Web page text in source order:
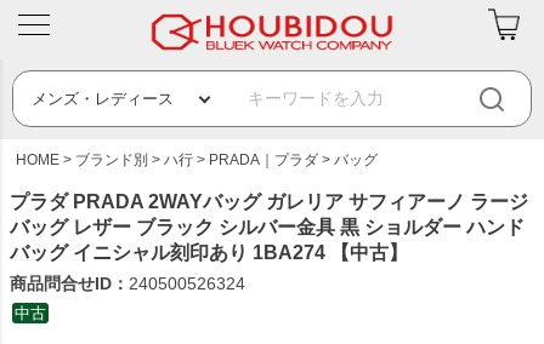
HOME ブランド別 ハ行 PRADA｜プラダ バッグ
プラダ PRADA 2WAYバッグ ガレリア サフィアーノ ラージ
バッグ レザー ブラック シルバー金具 黒 ショルダー ハンド
バッグ イニシャル刻印あり 1BA274 【中古】
商品問合せID： 240500526324
中古